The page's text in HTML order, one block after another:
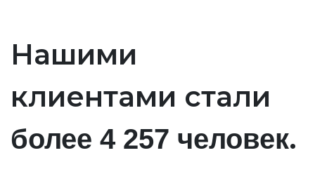
Нашими
клиентами стали
более 4 257 человек.